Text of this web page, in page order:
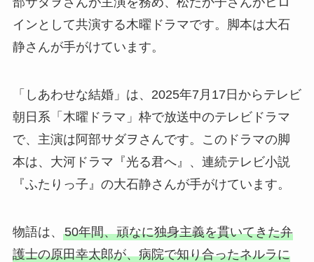
インとして共演する木曜ドラマです。脚本は大石
静さんが手がけています。
「しあわせな結婚」は、2025年7月17日からテレビ
朝日系「木曜ドラマ」枠で放送中のテレビドラマ
で、主演は阿部サダヲさんです。このドラマの脚
本は、大河ドラマ『光る君へ』、連続テレビ小説
『ふたりっ子』の大石静さんが手がけています。
物語は、 50年間、頑なに独身主義を貫いてきた弁
護士の原田幸太郎が、病院で知り合ったネルラに